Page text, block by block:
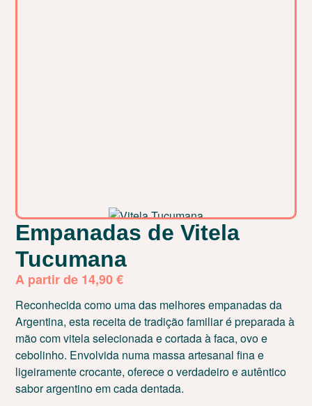
Empanadas de Vitela
Tucumana
A partir de 14,90€
Reconhecida como uma das melhores empanadas da
Argentina, esta receita de tradição familiar é preparada à
mão com vitela selecionada e cortada à faca, ovo e
cebolinho. Envolvida numa massa artesanal fina e
ligeiramente crocante, oferece o verdadeiro e autêntico
sabor argentino em cada dentada.